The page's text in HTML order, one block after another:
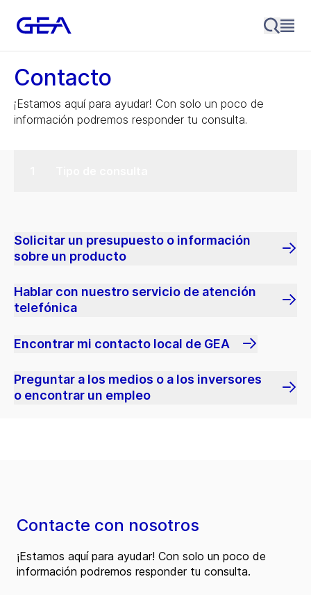
Contacto
¡Estamos aquí para ayudar! Con solo un poco de
información podremos responder tu consulta.
Solicitar un presupuesto o información
sobre un producto
Hablar con nuestro servicio de atención
telefónica
Encontrar mi contacto local de GEA
Preguntar a los medios o a los inversores
o encontrar un empleo
Contacte con nosotros
¡Estamos aquí para ayudar! Con solo un poco de
información podremos responder tu consulta.